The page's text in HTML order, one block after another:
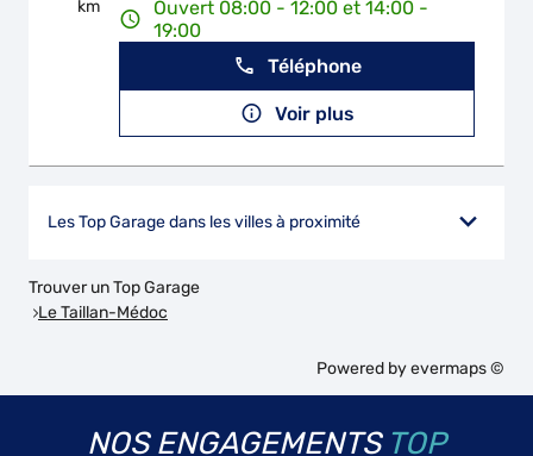
km
Ouvert 08:00 - 12:00 et 14:00 -
19:00
Téléphone
Voir plus
Les Top Garage dans les villes à proximité
Trouver un Top Garage
Le Taillan-Médoc
Powered byevermaps ©
NOS ENGAGEMENTS TOP